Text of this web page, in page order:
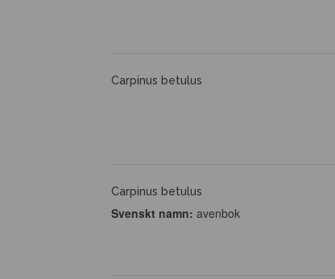
Carpinus betulus
Carpinus betulus
Svenskt namn: avenbok